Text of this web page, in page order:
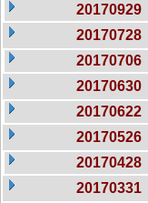
20170929
20170728
20170706
20170630
20170622
20170526
20170428
20170331